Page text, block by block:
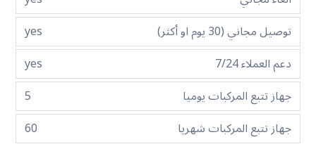
توصيل مجاني (30 يوم او أكثر)
yes
دعم العملاء 7/24
yes
جهاز تتبع المركبات يوميا
5
جهاز تتبع المركبات شهريا
60